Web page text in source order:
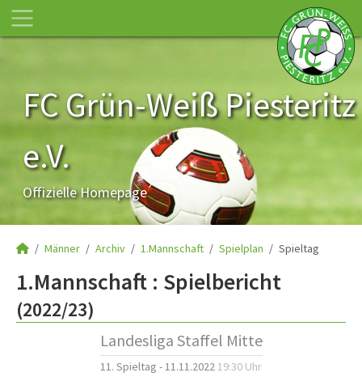
FC Grün-Weiß Piesteritz
e.V.
Offizielle Homepage
Männer Archiv 1.Mannschaft Spielplan Spieltag
1.Mannschaft : Spielbericht
(2022/23)
Landesliga Staffel Mitte
11. Spieltag - 11.11.2022 19:30 Uhr